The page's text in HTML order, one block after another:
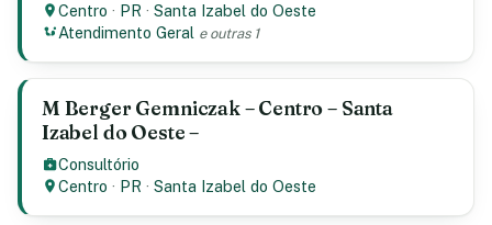
Centro · PR ·Santa Izabel do Oeste
Atendimento Geral e outras 1
M Berger Gemniczak – Centro – Santa
Izabel do Oeste –
Consultório
Centro · PR ·Santa Izabel do Oeste